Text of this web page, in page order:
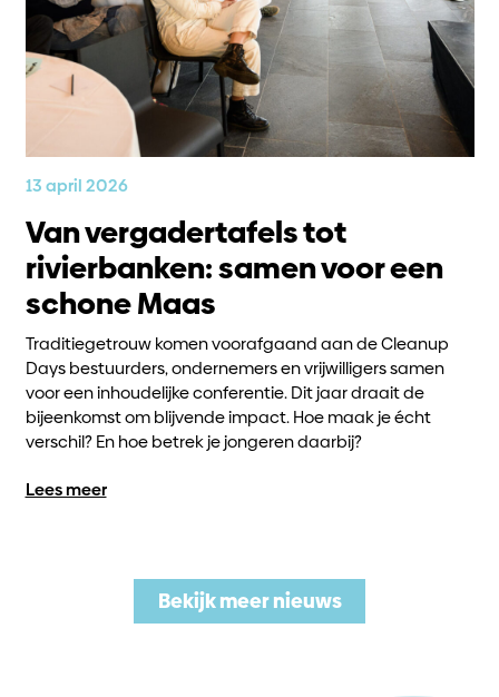
13 april 2026
Van vergadertafels tot
rivierbanken: samen voor een
schone Maas
Traditiegetrouw komen voorafgaand aan de Cleanup
Days bestuurders, ondernemers en vrijwilligers samen
voor een inhoudelijke conferentie. Dit jaar draait de
bijeenkomst om blijvende impact. Hoe maak je écht
verschil? En hoe betrek je jongeren daarbij?
Lees meer
Bekijk meer nieuws